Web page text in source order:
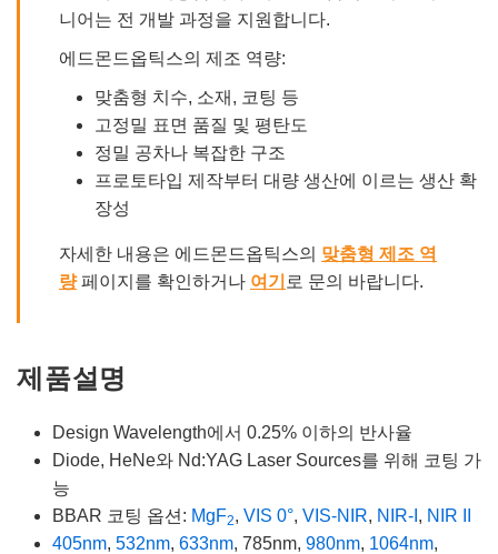
니어는 전 개발 과정을 지원합니다.
에드몬드옵틱스의 제조 역량:
맞춤형 치수, 소재, 코팅 등
고정밀 표면 품질 및 평탄도
정밀 공차나 복잡한 구조
프로토타입 제작부터 대량 생산에 이르는 생산 확
장성
자세한 내용은 에드몬드옵틱스의 맞춤형 제조 역
량페이지를 확인하거나 여기 로 문의 바랍니다.
제품설명
Design Wavelength에서 0.25% 이하의 반사율
Diode, HeNe와 Nd:YAG Laser Sources를 위해 코팅 가
능
BBAR 코팅 옵션: MgF2, VIS 0°, VIS-NIR, NIR-I , NIR II
405nm, 532nm, 633nm, 785nm, 980nm, 1064nm,